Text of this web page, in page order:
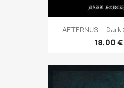
AETERNUS _
18,00 €